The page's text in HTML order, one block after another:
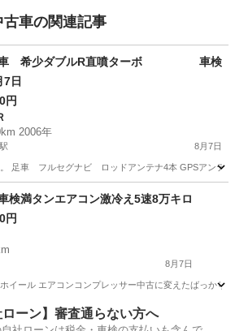
車の関連記事
車 希少ダブルR直噴ターボ 車検
7日
円
2006年
8月7日
。 足車 フルセグナビ ロッドアンテナ4本 GPSアン
園駅 インテークチャンバー
検満タンエアコン激冷え5速8万キロ
円
8月7日
イール エアコンコンプレッサー中古に変えたばっか
アルト
ローン】審査通らない方へ